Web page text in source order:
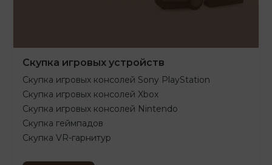
Скупка игровых устройств
Скупка игровых консолей Sony PlayStation
Скупка игровых консолей Xbox
Скупка игровых консолей Nintendo
Скупка геймпадов
Скупка VR-гарнитур